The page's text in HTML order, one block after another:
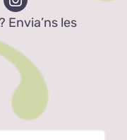
Envia’ns les